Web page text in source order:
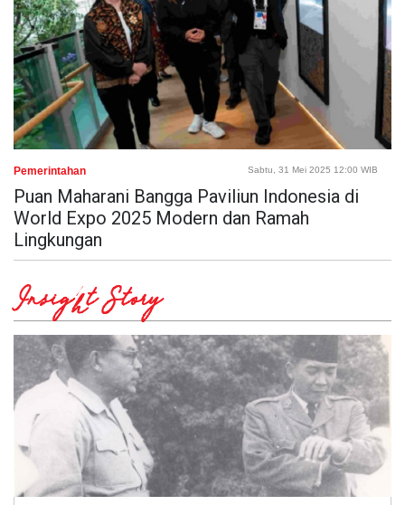
Pemerintahan Sabtu, 31 Mei 2025 12:00 WIB
Puan Maharani Bangga Paviliun Indonesia di
World Expo 2025 Modern dan Ramah
Lingkungan
Insight Story